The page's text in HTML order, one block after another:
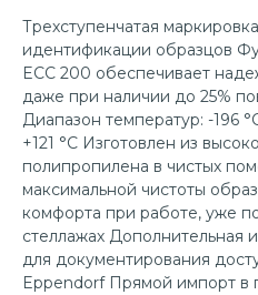
Трехступенчатая
идентификации образцов
ECC 200 обеспечивает
даже при наличии до 25%
Диапазон температур: -196
+121 °C Изготовлен из
полипропилена в чистых
максимальной чистоты
комфорта при работе, уже
стеллажах Дополнительная
для документирования
Eppendorf Прямой импорт в